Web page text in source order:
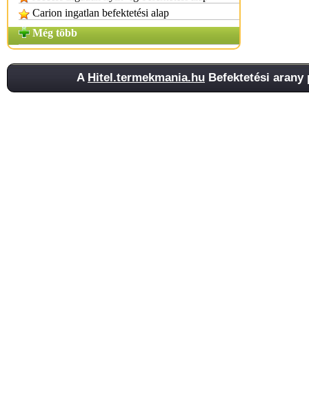
Carion ingatlan befektetési alap
Még több
A Hitel.termekmania.hu Befektetési